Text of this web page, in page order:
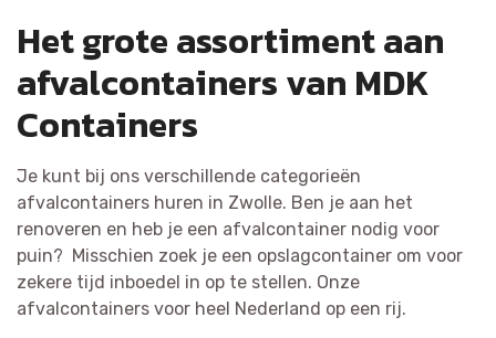
Het grote assortiment aan
afvalcontainers van MDK
Containers
Je kunt bij ons verschillende categorieën
afvalcontainers huren in Zwolle. Ben je aan het
renoveren en heb je een afvalcontainer nodig voor
puin? Misschien zoek je een opslagcontainer om voor
zekere tijd inboedel in op te stellen. Onze
afvalcontainers voor heel Nederland op een rij.